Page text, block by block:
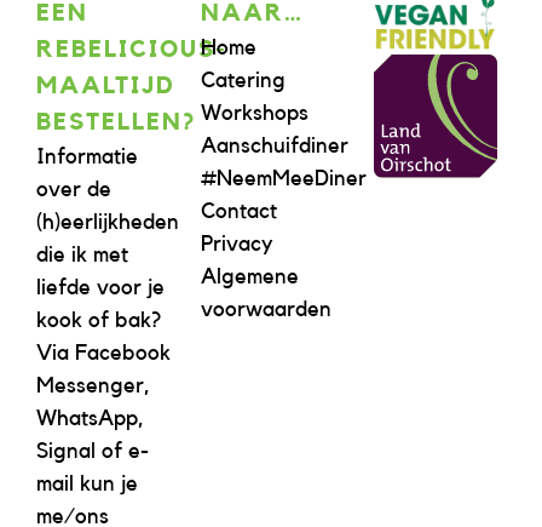
EEN
REBELICIOUS-
MAALTIJD
BESTELLEN?
Informatie
over de
(h)eerlijkheden
die ik met
liefde voor je
kook of bak?
Via Facebook
Messenger,
WhatsApp,
Signal of e-
mail kun je
me/ons
NAAR…
Home
Catering
Workshops
Aanschuifdiner
#NeemMeeDiner
Contact
Privacy
Algemene
voorwaarden